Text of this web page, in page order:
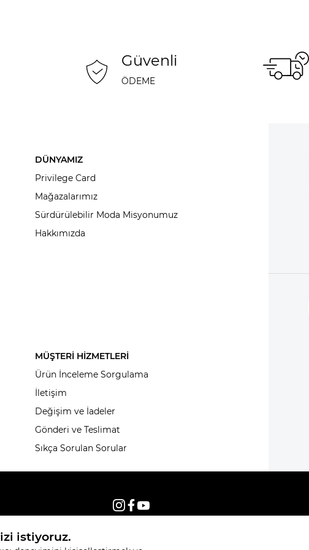
Güvenli
ÖDEME
DÜNYAMIZ
Privilege Card
Mağazalarımız
Sürdürülebilir Moda Misyonumuz
Hakkımızda
MÜŞTERİ HİZMETLERİ
Ürün İnceleme Sorgulama
İletişim
Değişim ve İadeler
Gönderi ve Teslimat
Sıkça Sorulan Sorular
© 2026, Tüm hakları saklıdır KNITSS